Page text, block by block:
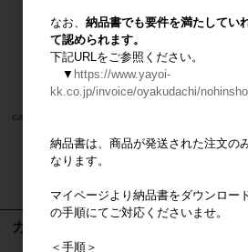
casa todo パンフレット
カート
なお、 納品書でも要件を満たしてい
て認められます。
下記URLをご参照ください。
▼ https://www.yayoi-
kk.co.jp/invoice/oyakudachi/
納品書は、商品が発送された注文の
なります。
マイページより納品書をダウンロー
の手順にてご対応くださいませ。
＜手順＞